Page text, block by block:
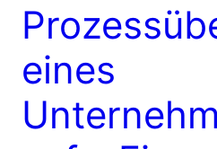
eines